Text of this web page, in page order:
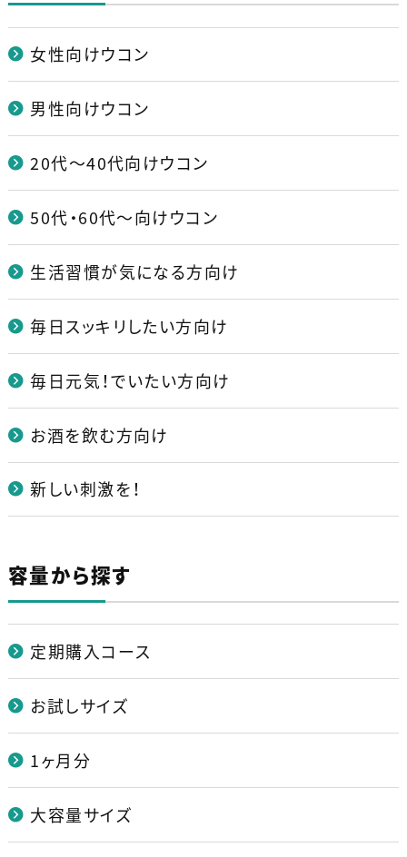
女性向けウコン
男性向けウコン
20代～40代向けウコン
50代・60代～向けウコン
生活習慣が気になる方向け
毎日スッキリしたい方向け
毎日元気！でいたい方向け
お酒を飲む方向け
新しい刺激を！
容量から探す
定期購入コース
お試しサイズ
1ヶ月分
大容量サイズ